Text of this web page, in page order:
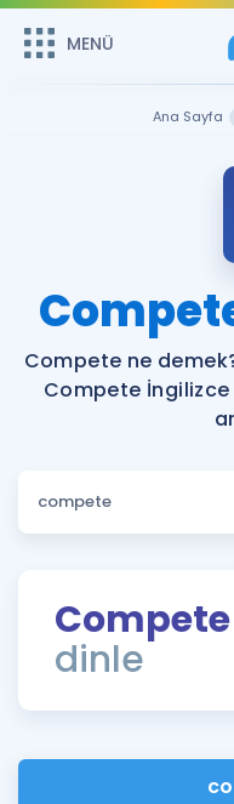
MENÜ
Remzi Hoca ile seni
MENÜ
Katılımcı Görüşleri
Faydalı Araçlar
Sözlük
Rehberlik Aracı
ÖSYM Sınav
Hakkımızda
Ana Sayfa
Compete ne
Compete
Compete
dinle